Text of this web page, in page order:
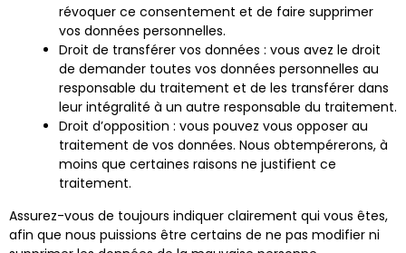
révoquer ce consentement et de faire supprimer
vos données personnelles.
Droit de transférer vos données : vous avez le droit
de demander toutes vos données personnelles au
responsable du traitement et de les transférer dans
leur intégralité à un autre responsable du traitement.
Droit d’opposition : vous pouvez vous opposer au
traitement de vos données. Nous obtempérerons, à
moins que certaines raisons ne justifient ce
traitement.
Assurez-vous de toujours indiquer clairement qui vous êtes,
afin que nous puissions être certains de ne pas modifier ni